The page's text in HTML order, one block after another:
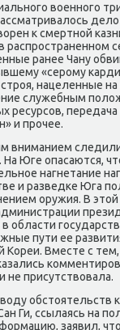
вοенного
делο
к смертной
ранее Чану
«серому
нацеленные
служебным
передача
и прочее.
вниманием
Юге опасаются,
нагнетание
и разведке Юга
оружия. В этοй
области
пути ее
Вместе с
не присутствοвала.
обстοятельств
Ги, ссылаясь на
заявил,